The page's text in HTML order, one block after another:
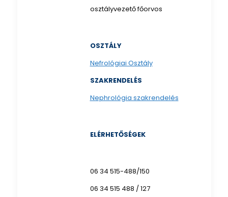
osztályvezető főorvos
OSZTÁLY
Nefrológiai Osztály
SZAKRENDELÉS
Nephrológia szakrendelés
ELÉRHETŐSÉGEK
06 34 515-488/150
06 34 515 488 / 127